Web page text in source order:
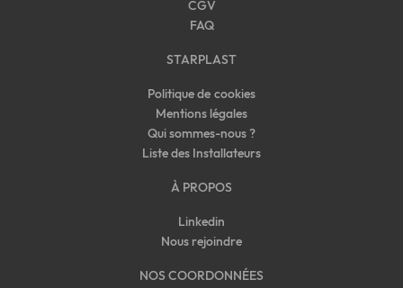
CGV
FAQ
STARPLAST
Politique de cookies
Mentions légales
Qui sommes-nous?
Liste des Installateurs
À PROPOS
Linkedin
Nous rejoindre
NOS COORDONNÉES